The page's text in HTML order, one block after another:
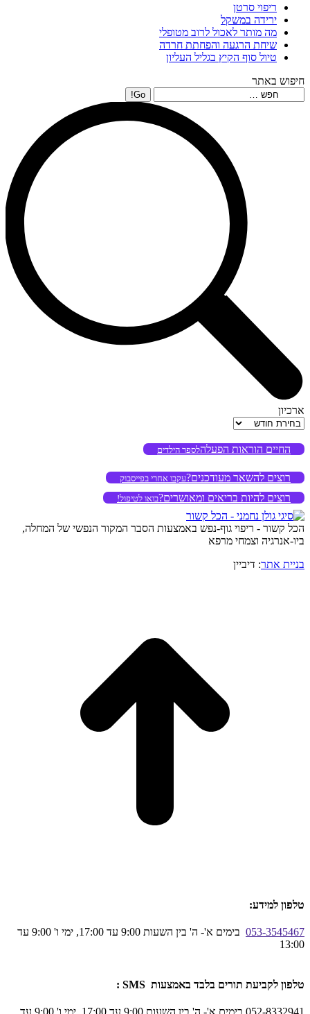
ריפוי סרטן
ירידה במשקל
מה מותר לאכול לרוב מטופלי
שיחת הרגעה והפחתת חרדה
טיול סוף הקיץ בגליל העליון
חיפוש באתר
Search:
ארכיון
ארכיון
החיים הוראות הפעלהלספר הילדים
רוצים להשאר מעודכנים?עקבו אחרי בפייסבוק
רוצים להיות בריאים ומאושרים?בואו לטיפול!
הכל קשור - ריפוי גוף-נפש באמצעות הסבר המקור הנפשי של המחלה,
ביו-אנרגיה וצמחי מרפא
בניית אתר: דיביין
טלפון למידע:
053-3545467
בימים א'- ה' בין השעות 9:00 עד 17:00, ימי ו' 9:00 עד
13:00
טלפון לקביעת תורים בלבד באמצעות SMS :
052-8332941 בימים א'- ה' בין השעות 9:00 עד 17:00, ימי ו' 9:00 עד